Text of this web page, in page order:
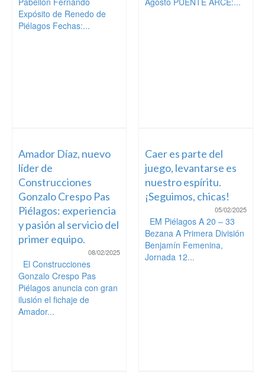
Expósito de Renedo de
Piélagos Fechas:...
Amador Díaz, nuevo
líder de
Construcciones
Gonzalo Crespo Pas
Piélagos: experiencia
y pasión al servicio del
primer equipo.
08/02/2025
El Construcciones
Gonzalo Crespo Pas
Piélagos anuncia con gran
ilusión el fichaje de
Amador...
Caer es parte del
juego, levantarse es
nuestro espíritu.
¡Seguimos, chicas!
05/02/2025
EM Piélagos A 20 – 33
Bezana A Primera División
Benjamín Femenina,
Jornada 12...